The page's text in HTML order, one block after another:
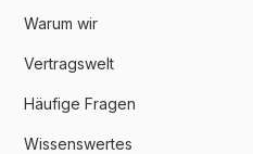
Warum wir
Vertragswelt
Häufige Fragen
Wissenswertes